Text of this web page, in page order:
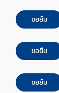
ขอยืม
ขอยืม
ขอยืม